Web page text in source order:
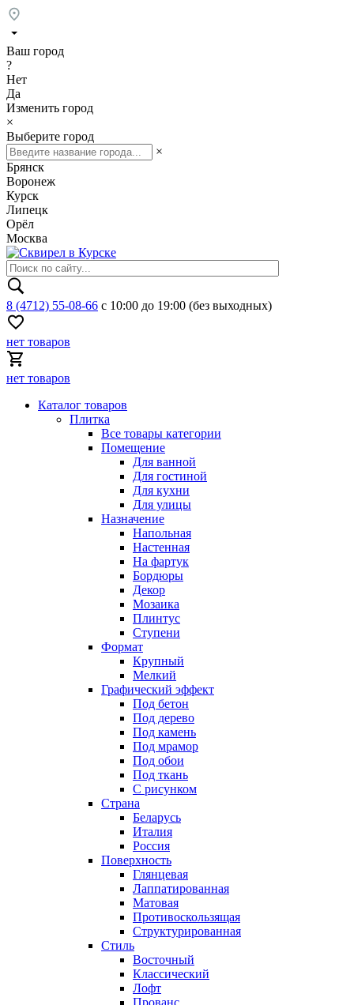
Ваш город
?
Нет
Да
Изменить город
×
Выберите город
×
Брянск
Воронеж
Курск
Липецк
Орёл
Москва
8 (4712) 55-08-66 с 10:00 до 19:00 (без выходных)
нет товаров
нет товаров
Каталог товаров
Плитка
Все товары категории
Помещение
Для ванной
Для гостиной
Для кухни
Для улицы
Назначение
Напольная
Настенная
На фартук
Бордюры
Декор
Мозаика
Плинтус
Ступени
Формат
Крупный
Мелкий
Графический эффект
Под бетон
Под дерево
Под камень
Под мрамор
Под обои
Под ткань
С рисунком
Страна
Беларусь
Италия
Россия
Поверхность
Глянцевая
Лаппатированная
Матовая
Противоскользящая
Структурированная
Стиль
Восточный
Классический
Лофт
Прованс